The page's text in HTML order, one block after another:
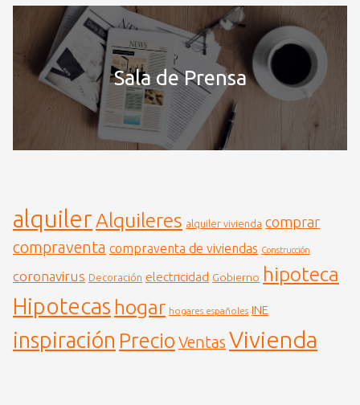
Sala de Prensa
alquilerAlquileres alquiler vivienda comprar
compraventa compraventa de viviendas Construcción
coronavirus Decoración electricidad Gobierno hipoteca
Hipotecas hogar hogares españoles INE
inspiración Precio Ventas Vivienda